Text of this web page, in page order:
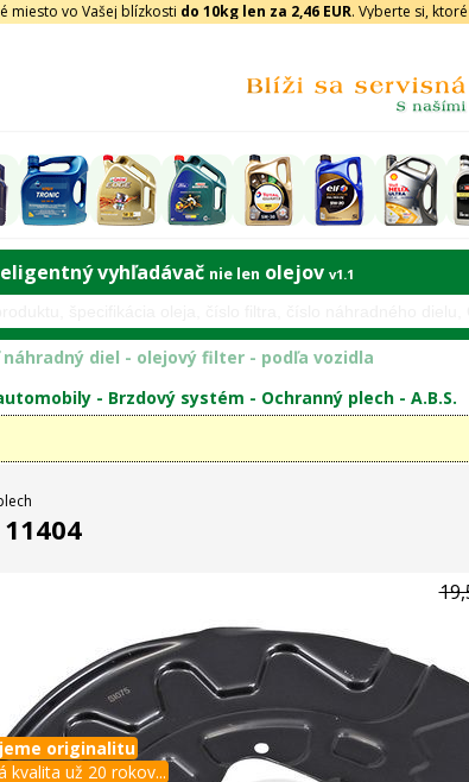
miesto vo Vašej blízkosti do 10kg len za 2,46 EUR. Vyberte si,
vyhľadávač nie len olejov v1.1
diel - olejový filter - podľa vozidla
- Brzdový systém - Ochranný plech- A.B.S.
11404
originalitu
kvalita už 20 rokov...